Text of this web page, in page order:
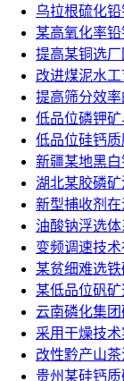
乌拉根硫化
某高氧化率
提高某铜选
改进煤泥水
提高筛分效
低品位磷钾
低品位硅钙
新疆某地黑
湖北某胶磷
新型捕收剂
油酸钠浮选
变频调速技
某贫细难选
某低品位矾
云南磷化集
采用干燥技
改性黔产山
贵州某硅钙